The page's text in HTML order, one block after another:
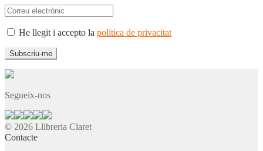
He llegit i accepto la política de privacitat
Segueix-nos
© 2026 Llibreria Claret
Contacte